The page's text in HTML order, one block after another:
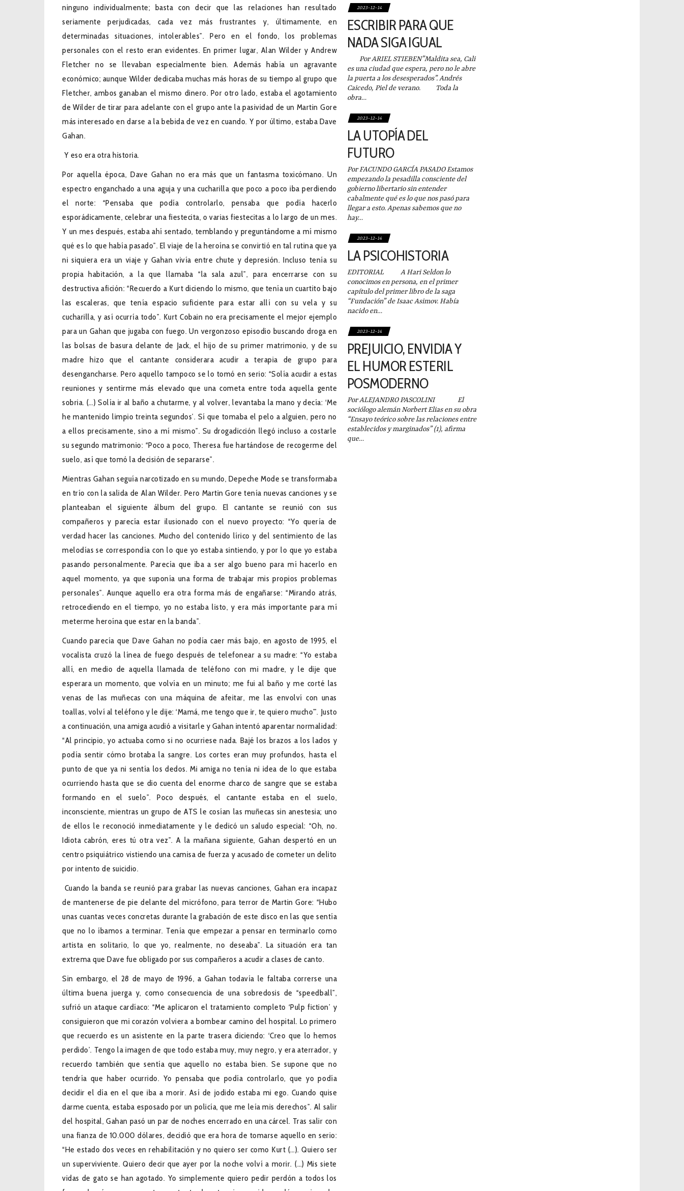
ninguno individualmente; basta con decir que las relaciones han resultado
seriamente perjudicadas, cada vez más frustrantes y, últimamente, en
determinadas situaciones, intolerables”. Pero en el fondo, los problemas
personales con el resto eran evidentes. En primer lugar, Alan Wilder y Andrew
Fletcher no se llevaban especialmente bien. Además había un agravante
económico; aunque Wilder dedicaba muchas más horas de su tiempo al grupo que
Fletcher, ambos ganaban el mismo dinero. Por otro lado, estaba el agotamiento
de Wilder de tirar para adelante con el grupo ante la pasividad de un Martin Gore
más interesado en darse a la bebida de vez en cuando. Y por último, estaba Dave
Gahan.
Y eso era otra historia.
Por aquella época, Dave Gahan no era más que un fantasma toxicómano. Un
espectro enganchado a una aguja y una cucharilla que poco a poco iba perdiendo
el norte: “Pensaba que podía controlarlo, pensaba que podía hacerlo
esporádicamente, celebrar una fiestecita, o varias fiestecitas a lo largo de un mes.
Y un mes después, estaba ahí sentado, temblando y preguntándome a mí mismo
qué es lo que había pasado”. El viaje de la heroína se convirtió en tal rutina que ya
ni siquiera era un viaje y Gahan vivía entre chute y depresión. Incluso tenía su
propia habitación, a la que llamaba “la sala azul”, para encerrarse con su
destructiva afición: “Recuerdo a Kurt diciendo lo mismo, que tenía un cuartito bajo
las escaleras, que tenía espacio suficiente para estar allí con su vela y su
cucharilla, y así ocurría todo”. Kurt Cobain no era precisamente el mejor ejemplo
para un Gahan que jugaba con fuego. Un vergonzoso episodio buscando droga en
las bolsas de basura delante de Jack, el hijo de su primer matrimonio, y de su
madre hizo que el cantante considerara acudir a terapia de grupo para
desengancharse. Pero aquello tampoco se lo tomó en serio: “Solía acudir a estas
reuniones y sentirme más elevado que una cometa entre toda aquella gente
sobria. (…) Solía ir al baño a chutarme, y al volver, levantaba la mano y decía: ‘Me
he mantenido limpio treinta segundos’. Sí que tomaba el pelo a alguien, pero no
a ellos precisamente, sino a mí mismo”. Su drogadicción llegó incluso a costarle
su segundo matrimonio: “Poco a poco, Theresa fue hartándose de recogerme del
suelo, así que tomó la decisión de separarse”.
Mientras Gahan seguía narcotizado en su mundo, Depeche Mode se transformaba
en trío con la salida de Alan Wilder. Pero Martin Gore tenía nuevas canciones y se
planteaban el siguiente álbum del grupo. El cantante se reunió con sus
compañeros y parecía estar ilusionado con el nuevo proyecto: “Yo quería de
verdad hacer las canciones. Mucho del contenido lírico y del sentimiento de las
melodías se correspondía con lo que yo estaba sintiendo, y por lo que yo estaba
pasando personalmente. Parecía que iba a ser algo bueno para mí hacerlo en
aquel momento, ya que suponía una forma de trabajar mis propios problemas
personales”. Aunque aquello era otra forma más de engañarse: “Mirando atrás,
retrocediendo en el tiempo, yo no estaba listo, y era más importante para mí
meterme heroína que estar en la banda”.
Cuando parecía que Dave Gahan no podía caer más bajo, en agosto de 1995, el
vocalista cruzó la línea de fuego después de telefonear a su madre: “Yo estaba
allí, en medio de aquella llamada de teléfono con mi madre, y le dije que
esperara un momento, que volvía en un minuto; me fui al baño y me corté las
venas de las muñecas con una máquina de afeitar, me las envolví con unas
toallas, volví al teléfono y le dije: ‘Mamá, me tengo que ir, te quiero mucho’”. Justo
a continuación, una amiga acudió a visitarle y Gahan intentó aparentar normalidad:
“Al principio, yo actuaba como si no ocurriese nada. Bajé los brazos a los lados y
podía sentir cómo brotaba la sangre. Los cortes eran muy profundos, hasta el
punto de que ya ni sentía los dedos. Mi amiga no tenía ni idea de lo que estaba
ocurriendo hasta que se dio cuenta del enorme charco de sangre que se estaba
formando en el suelo”. Poco después, el cantante estaba en el suelo,
inconsciente, mientras un grupo de ATS le cosían las muñecas sin anestesia; uno
de ellos le reconoció inmediatamente y le dedicó un saludo especial: “Oh, no.
Idiota cabrón, eres tú otra vez”. A la mañana siguiente, Gahan despertó en un
centro psiquiátrico vistiendo una camisa de fuerza y acusado de cometer un delito
por intento de suicidio.
Cuando la banda se reunió para grabar las nuevas canciones, Gahan era incapaz
de mantenerse de pie delante del micrófono, para terror de Martin Gore: “Hubo
unas cuantas veces concretas durante la grabación de este disco en las que sentía
que no lo íbamos a terminar. Tenía que empezar a pensar en terminarlo como
artista en solitario, lo que yo, realmente, no deseaba”. La situación era tan
extrema que Dave fue obligado por sus compañeros a acudir a clases de canto.
Sin embargo, el 28 de mayo de 1996, a Gahan todavía le faltaba correrse una
última buena juerga y, como consecuencia de una sobredosis de “speedball”,
sufrió un ataque cardíaco: “Me aplicaron el tratamiento completo ‘Pulp fiction’ y
consiguieron que mi corazón volviera a bombear camino del hospital. Lo primero
que recuerdo es un asistente en la parte trasera diciendo: ‘Creo que lo hemos
perdido’. Tengo la imagen de que todo estaba muy, muy negro, y era aterrador, y
recuerdo también que sentía que aquello no estaba bien. Se supone que no
tendría que haber ocurrido. Yo pensaba que podía controlarlo, que yo podía
decidir el día en el que iba a morir. Así de jodido estaba mi ego. Cuando quise
darme cuenta, estaba esposado por un policía, que me leía mis derechos”. Al salir
del hospital, Gahan pasó un par de noches encerrado en una cárcel. Tras salir con
una fianza de 10.000 dólares, decidió que era hora de tomarse aquello en serio:
“He estado dos veces en rehabilitación y no quiero ser como Kurt (…). Quiero ser
un superviviente. Quiero decir que ayer por la noche volví a morir. (…) Mis siete
vidas de gato se han agotado. Yo simplemente quiero pedir perdón a todos los
2023-12-14
ESCRIBIR PARA QUE
NADA SIGA IGUAL
Por ARIEL STIEBEN”Maldita sea, Cali
es una ciudad que espera, pero no le abre
la puerta a los desesperados”. Andrés
Caicedo, Piel de verano. Toda la
obra…
2023-12-14
LA UTOPÍA DEL
FUTURO
Por FACUNDO GARCÍA PASADO Estamos
empezando la pesadilla consciente del
gobierno libertario sin entender
cabalmente qué es lo que nos pasó para
llegar a esto. Apenas sabemos que no
hay…
2023-12-14
LA PSICOHISTORIA
EDITORIAL A Hari Seldon lo
conocimos en persona, en el primer
capítulo del primer libro de la saga
“Fundación” de Isaac Asimov. Había
nacido en…
2023-12-14
PREJUICIO, ENVIDIA Y
EL HUMOR ESTERIL
POSMODERNO
Por ALEJANDRO PASCOLINI El
sociólogo alemán Norbert Elias en su obra
“Ensayo teórico sobre las relaciones entre
establecidos y marginados” (1), afirma
que…